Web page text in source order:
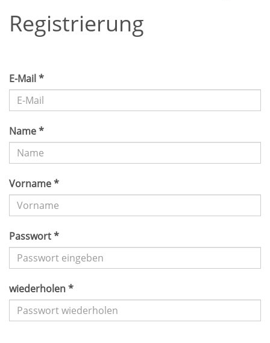
Registrierung
E-Mail *
Name *
Vorname *
Passwort *
wiederholen *